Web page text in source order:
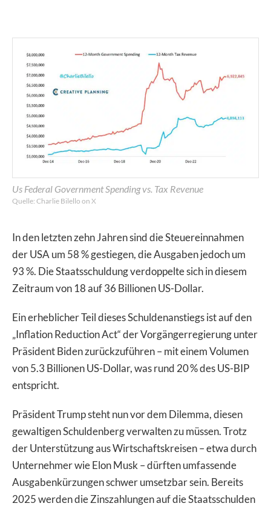
Us Federal Government Spending vs. Tax Revenue
Quelle: Charlie Bilello on X
In den letzten zehn Jahren sind die Steuereinnahmen
der USA um 58 % gestiegen, die Ausgaben jedoch um
93 %. Die Staatsschuldung verdoppelte sich in diesem
Zeitraum von 18 auf 36 Billionen US-Dollar.
Ein erheblicher Teil dieses Schuldenanstiegs ist auf den
„Inflation Reduction Act“ der Vorgängerregierung unter
Präsident Biden zurückzuführen – mit einem Volumen
von 5.3 Billionen US-Dollar, was rund 20 % des US-BIP
entspricht.
Präsident Trump steht nun vor dem Dilemma, diesen
gewaltigen Schuldenberg verwalten zu müssen. Trotz
der Unterstützung aus Wirtschaftskreisen – etwa durch
Unternehmer wie Elon Musk – dürften umfassende
Ausgabenkürzungen schwer umsetzbar sein. Bereits
2025 werden die Zinszahlungen auf die Staatsschulden